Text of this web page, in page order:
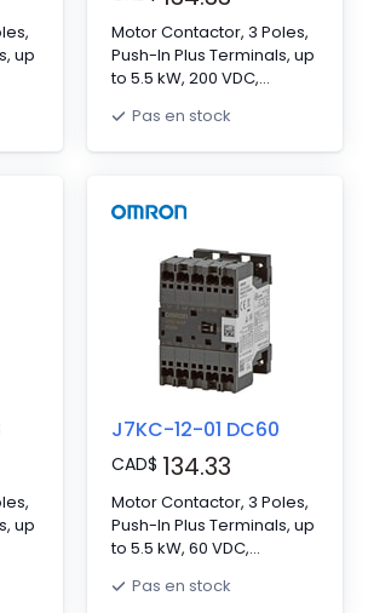
up
Motor Contactor, 3 Poles,
Push-In Plus Terminals, up
to 5.5 kW, 200 VDC,
H×W×D 67.5 x 45 x 46 mm
Pas en stock
up
J7KC-12-01 DC60
CAD$ 134.33
Motor Contactor, 3 Poles,
Push-In Plus Terminals, up
to 5.5 kW, 60 VDC,
H×W×D 67.5 x 45 x 46 mm
Pas en stock